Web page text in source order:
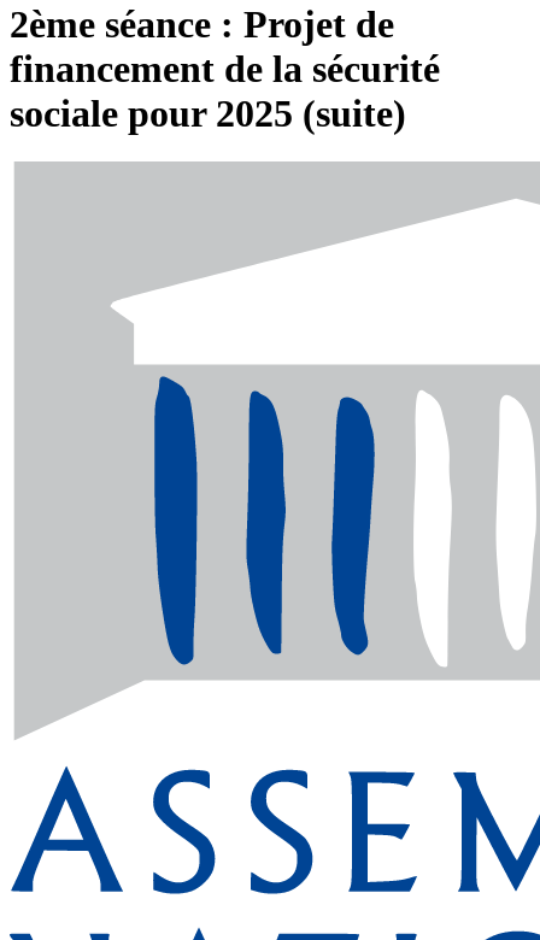
2ème séance : Projet de
financement de la sécurité
sociale pour 2025 (suite)